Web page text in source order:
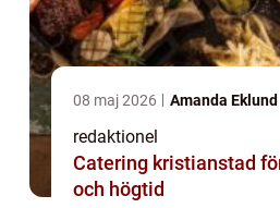
08 maj 2026 Amanda Eklund
redaktionel
Catering kristianstad
och högtid